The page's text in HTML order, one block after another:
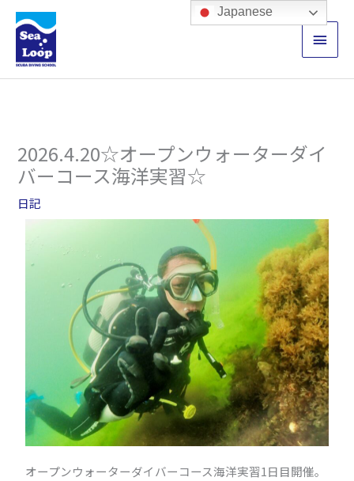
キ
メ
イ
ン
ニ
2026.4.20☆オープンウォーターダイ
バーコース海洋実習☆
日記
オープンウォーターダイバーコース海洋実習1日目開催。
Japanese